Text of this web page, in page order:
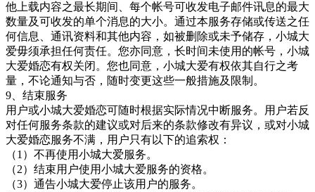
他上载内容之最长期间、每个帐号可收发电子邮件讯息的最大
数量及可收发的单个消息的大小。通过本服务存储或传送之任
何信息、通讯资料和其他内容，如被删除或未予储存，小城大
爱毋须承担任何责任。您亦同意，长时间未使用的帐号， 小城
大爱婚恋有权关闭。您也同意，小城大爱有权依其自行之考
量，不论通知与否，随时变更这些一般措施及限制。
9、结束服务
用户或小城大爱婚恋可随时根据实际情况中断服务。用户若反
对任何服务条款的建议或对后来的条款修改有异议，或对小城
大爱婚恋服务不满，用户只有以下的追索权：
（1）不再使用小城大爱服务。
（2）结束用户使用小城大爱服务的资格。
（3）通告小城大爱停止该用户的服务。